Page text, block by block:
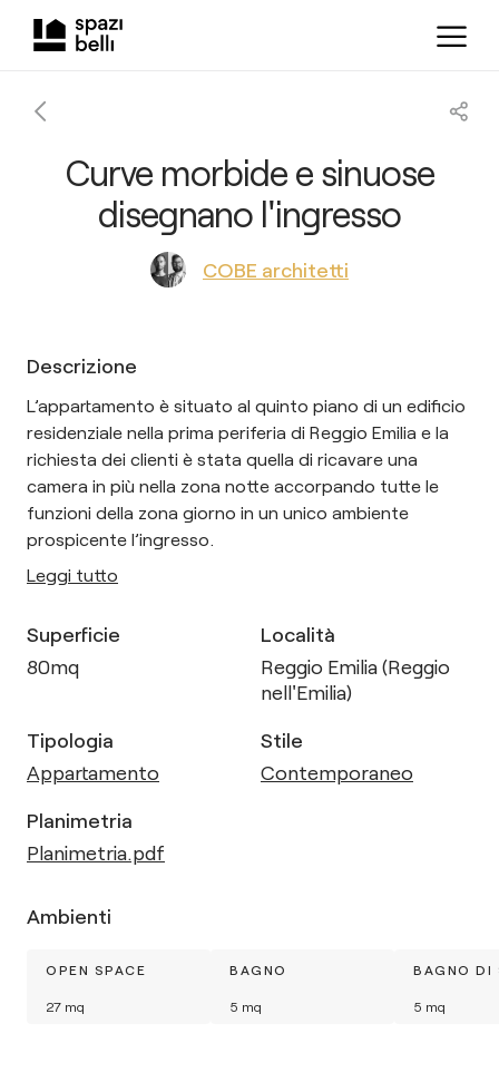
Curve morbide e sinuose
disegnano l'ingresso
COBE architetti
Descrizione
L’appartamento è situato al quinto piano di un edificio
residenziale nella prima periferia di Reggio Emilia e la
richiesta dei clienti è stata quella di ricavare una
camera in più nella zona notte accorpando tutte le
funzioni della zona giorno in un unico ambiente
prospicente l’ingresso.
Leggi tutto
Superficie
80mq
Località
Reggio Emilia (Reggio
nell'Emilia)
Tipologia
Appartamento
Stile
Contemporaneo
Planimetria
Planimetria.pdf
Ambienti
OPEN SPACE
27 mq
BAGNO
5 mq
BAGNO DI
5 mq